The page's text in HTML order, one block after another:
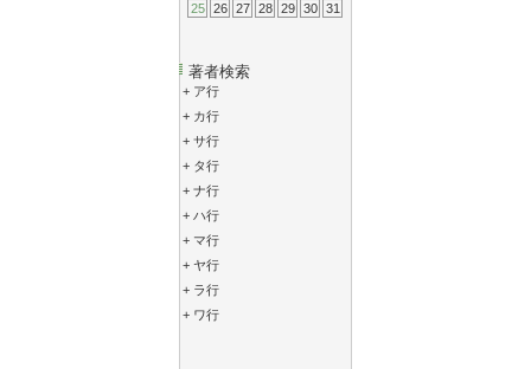
25
26 27 28 29 30 31
著者検索
+ ア行
+ カ行
+ サ行
+ タ行
+ ナ行
+ ハ行
+ マ行
+ ヤ行
+ ラ行
+ ワ行